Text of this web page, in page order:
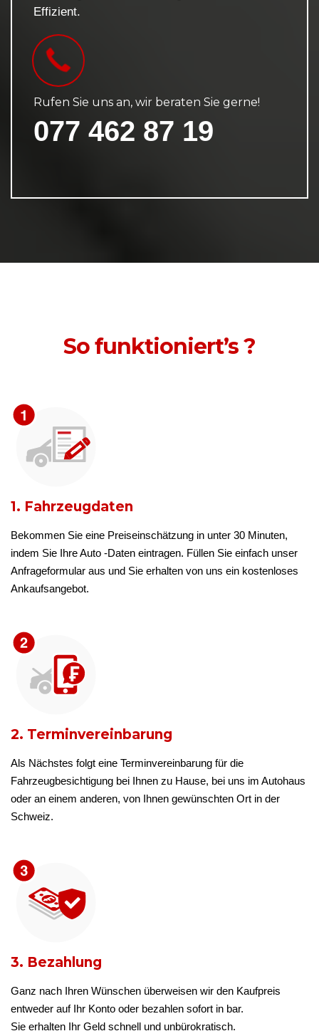
Effizient.
Rufen Sie uns an, wir beraten Sie gerne!
077 462 87 19
So funktioniert’s ?
1. Fahrzeugdaten
Bekommen Sie eine Preiseinschätzung in unter 30 Minuten,
indem Sie Ihre Auto -Daten eintragen. Füllen Sie einfach unser
Anfrageformular aus und Sie erhalten von uns ein kostenloses
Ankaufsangebot.
2. Terminvereinbarung
Als Nächstes folgt eine Terminvereinbarung für die
Fahrzeugbesichtigung bei Ihnen zu Hause, bei uns im Autohaus
oder an einem anderen, von Ihnen gewünschten Ort in der
Schweiz.
3. Bezahlung
Ganz nach Ihren Wünschen überweisen wir den Kaufpreis
entweder auf Ihr Konto oder bezahlen sofort in bar.
Sie erhalten Ihr Geld schnell und unbürokratisch.